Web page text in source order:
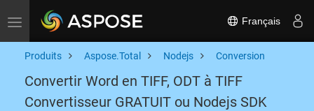
Toggle navigation Français
Produits Aspose.Total Nodejs Conversion
Convertir Word en TIFF, ODT à TIFF
Convertisseur GRATUIT ou Nodejs SDK